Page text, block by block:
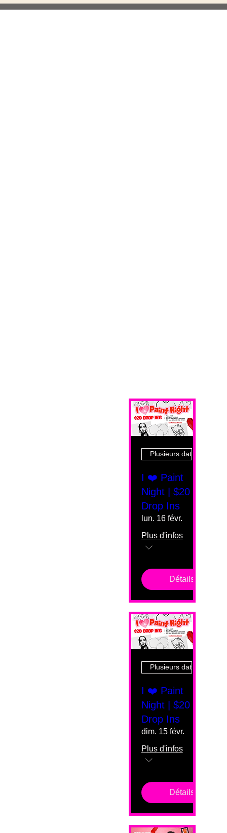
Plusieurs dates
I ❤️ Paint
Night | $20
Drop Ins
lun. 16 févr.
Plus d'infos
Détails
Plusieurs dates
I ❤️ Paint
Night | $20
Drop Ins
dim. 15 févr.
Plus d'infos
Détails